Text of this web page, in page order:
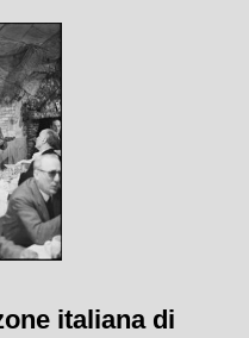
italiana di